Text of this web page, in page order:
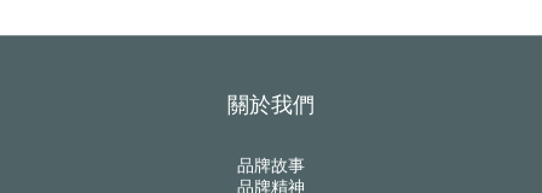
關於我們
品牌故事
品牌精神